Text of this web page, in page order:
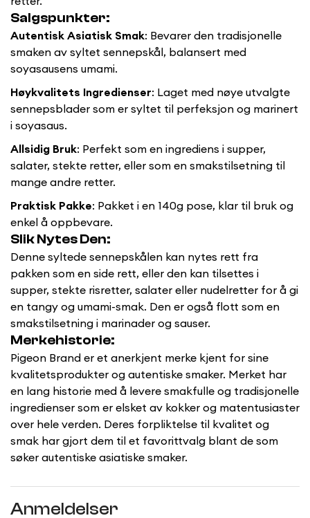
Salgspunkter:
Autentisk Asiatisk Smak: Bevarer den tradisjonelle
smaken av syltet sennepskål, balansert med
soyasausens umami.
Høykvalitets Ingredienser: Laget med nøye utvalgte
sennepsblader som er syltet til perfeksjon og marinert
i soyasaus.
Allsidig Bruk: Perfekt som en ingrediens i supper,
salater, stekte retter, eller som en smakstilsetning til
mange andre retter.
Praktisk Pakke: Pakket i en 140g pose, klar til bruk og
enkel å oppbevare.
Slik Nytes Den:
Denne syltede sennepskålen kan nytes rett fra
pakken som en side rett, eller den kan tilsettes i
supper, stekte risretter, salater eller nudelretter for å gi
en tangy og umami-smak. Den er også flott som en
smakstilsetning i marinader og sauser.
Merkehistorie:
Pigeon Brand er et anerkjent merke kjent for sine
kvalitetsprodukter og autentiske smaker. Merket har
en lang historie med å levere smakfulle og tradisjonelle
ingredienser som er elsket av kokker og matentusiaster
over hele verden. Deres forpliktelse til kvalitet og
smak har gjort dem til et favorittvalg blant de som
søker autentiske asiatiske smaker.
Anmeldelser
Confirm your age
Are you 18 years old or older?
No, I'm not Yes, I am